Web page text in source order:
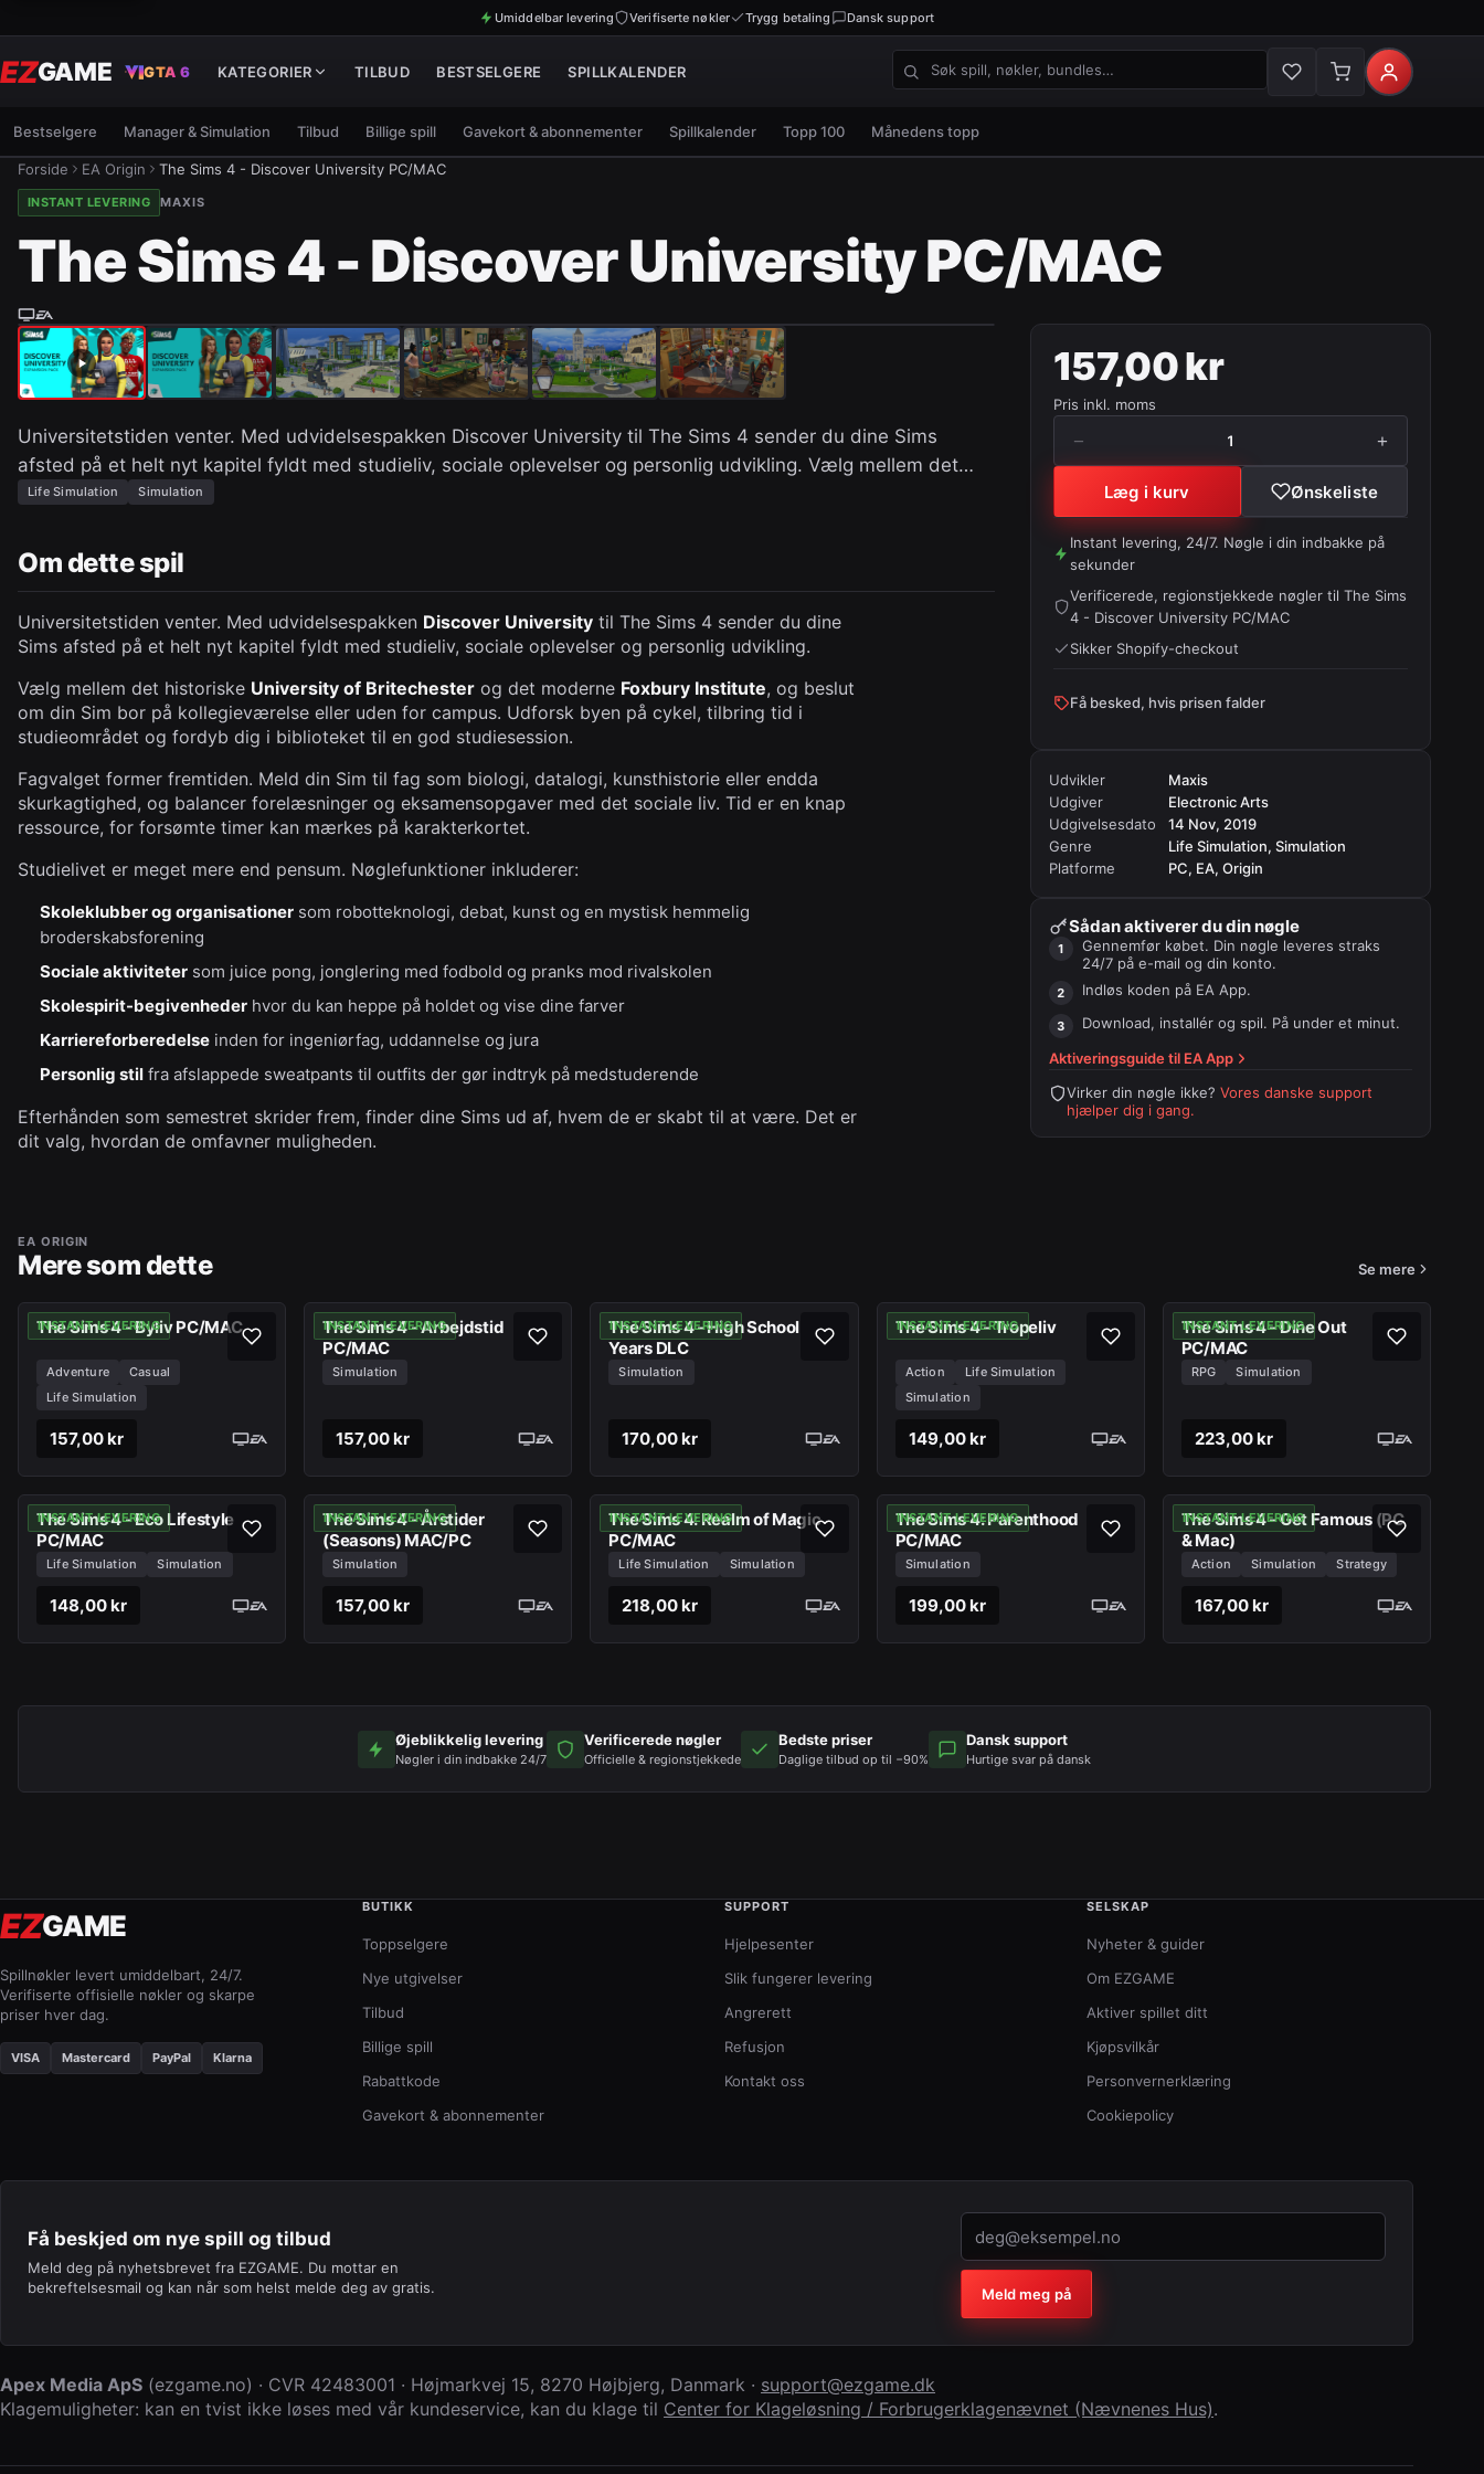
Umiddelbar levering Verifiserte nøkler Trygg betaling Dansk support
EZGAME GTA 6 KATEGORIER TILBUD BESTSELGERE SPILLKALENDER
Søk spill, nøkler og bundles
Bestselgere Manager & Simulation Tilbud Billige spill Gavekort & abonnementer Spillkalender Topp 100 Månedens topp
Forside EA Origin The Sims 4 - Discover University PC/MAC
INSTANT LEVERING MAXIS
The Sims 4 - Discover University PC/MAC
Universitetstiden venter. Med udvidelsespakken Discover University til The Sims 4 sender du dine Sims
afsted på et helt nyt kapitel fyldt med studieliv, sociale oplevelser og personlig udvikling. Vælg mellem det…
Life Simulation Simulation
157,00 kr
Pris inkl. moms
− 1 +
Læg i kurv Ønskeliste
Instant levering, 24/7. Nøgle i din indbakke på
sekunder
Verificerede, regionstjekkede nøgler tilThe Sims
4 - Discover University PC/MAC
Sikker Shopify-checkout
Få besked, hvis prisen falder
Udvikler
Maxis
Udgiver
Electronic Arts
Udgivelsesdato
14 Nov, 2019
Genre
Life Simulation, Simulation
Platforme
PC, EA, Origin
Sådan aktiverer du din nøgle
Gennemfør købet. Din nøgle leveres straks
24/7 på e-mail og din konto.
Indløs koden på EA App.
Download, installér og spil. På under et minut.
Aktiveringsguide til EA App
Virker din nøgle ikke? Vores danske support
hjælper dig i gang.
Om dette spil
Universitetstiden venter. Med udvidelsespakken Discover University til The Sims 4 sender du dine
Sims afsted på et helt nyt kapitel fyldt med studieliv, sociale oplevelser og personlig udvikling.
Vælg mellem det historiske University of Britechester og det moderne Foxbury Institute, og beslut
om din Sim bor på kollegieværelse eller uden for campus. Udforsk byen på cykel, tilbring tid i
studieområdet og fordyb dig i biblioteket til en god studiesession.
Fagvalget former fremtiden. Meld din Sim til fag som biologi, datalogi, kunsthistorie eller endda
skurkagtighed, og balancer forelæsninger og eksamensopgaver med det sociale liv. Tid er en knap
ressource, for forsømte timer kan mærkes på karakterkortet.
Studielivet er meget mere end pensum. Nøglefunktioner inkluderer:
Skoleklubber og organisationer som robotteknologi, debat, kunst og en mystisk hemmelig
broderskabsforening
Sociale aktiviteter som juice pong, jonglering med fodbold og pranks mod rivalskolen
Skolespirit-begivenheder hvor du kan heppe på holdet og vise dine farver
Karriereforberedelse inden for ingeniørfag, uddannelse og jura
Personlig stil fra afslappede sweatpants til outfits der gør indtryk på medstuderende
Efterhånden som semestret skrider frem, finder dine Sims ud af, hvem de er skabt til at være. Det er
dit valg, hvordan de omfavner muligheden.
EA ORIGIN
Mere som dette Se mere
INSTANT LEVERING
The Sims 4 - Byliv PC/MAC
Adventure
Casual
Life Simulation
157,00 kr
INSTANT LEVERING
The Sims 4 - Arbejdstid
PC/MAC
Simulation
157,00 kr
INSTANT LEVERING
The Sims 4 - High School
Years DLC
Simulation
170,00 kr
INSTANT LEVERING
The Sims 4 - Tropeliv
Action
Life Simulation
Simulation
149,00 kr
INSTANT LEVERING
The Sims 4 - Dine Out
PC/MAC
RPG Simulation
223,00 kr
INSTANT LEVERING
The Sims 4 - Eco Lifestyle
PC/MAC
Life Simulation Simulation
148,00 kr
INSTANT LEVERING
The Sims 4 - Årstider
(Seasons) MAC/PC
Simulation
157,00 kr
INSTANT LEVERING
The Sims 4: Realm of Magic
PC/MAC
Life Simulation Simulation
218,00 kr
INSTANT LEVERING
The Sims 4: Parenthood
PC/MAC
Simulation
199,00 kr
INSTANT LEVERING
The Sims 4 - Get Famous (PC
& Mac)
Action Simulation Strategy
167,00 kr
Øjeblikkelig levering
Nøgler i din indbakke 24/7
Verificerede nøgler
Officielle & regionstjekkede
Bedste priser
Daglige tilbud op til −90%
Dansk support
Hurtige svar på dansk
EZGAME
Spillnøkler levert umiddelbart, 24/7.
Verifiserte offisielle nøkler og skarpe
priser hver dag.
VISA Mastercard PayPal Klarna
BUTIKK
Toppselgere
Nye utgivelser
Tilbud
Billige spill
Rabattkode
Gavekort & abonnementer
SUPPORT
Hjelpesenter
Slik fungerer levering
Angrerett
Refusjon
Kontakt oss
SELSKAP
Nyheter & guider
Om EZGAME
Aktiver spillet ditt
Kjøpsvilkår
Personvernerklæring
Cookiepolicy
Få beskjed om nye spill og tilbud
Meld deg på nyhetsbrevet fra EZGAME. Du mottar en
bekreftelsesmail og kan når som helst melde deg av gratis.
Firma (la feltet stå tomt)
Meld meg på
Apex Media ApS (ezgame.no) · CVR 42483001 · Højmarkvej 15, 8270 Højbjerg, Danmark · support@ezgame.dk
Klagemuligheter: kan en tvist ikke løses med vår kundeservice, kan du klage til Center for Klageløsning / Forbrugerklagenævnet (Nævnenes Hus).